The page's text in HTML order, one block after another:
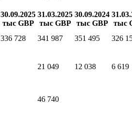
30.09.2025
тыс GBP
31.03.2025
тыс GBP
30.09.2024
тыс GBP
тыс
336 728 341 987 351 495
326
21 049 12 038 6 619
46 740